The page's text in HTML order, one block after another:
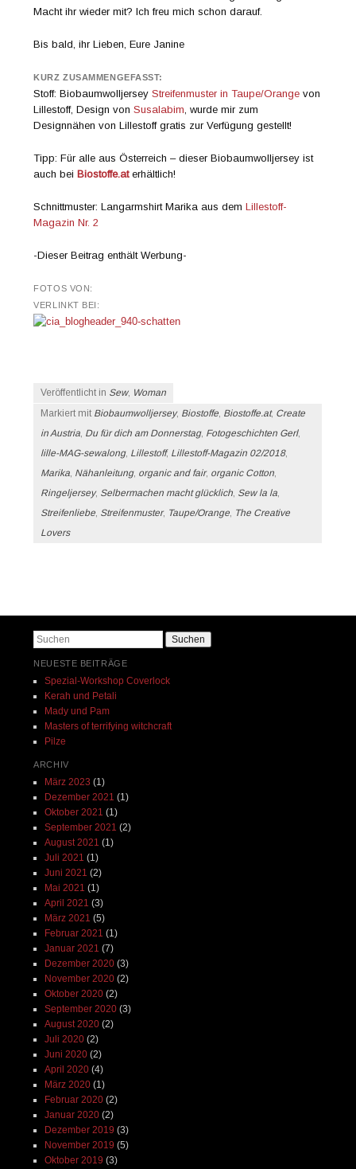
Macht ihr wieder mit? Ich freu mich schon darauf.
Bis bald, ihr Lieben, Eure Janine
KURZ ZUSAMMENGEFASST:
Stoff: BiobaumwolljerseyStreifenmuster in Taupe/Orange von
Lillestoff, Design vonSusalabim , wurde mir zum
Designnähen von Lillestoff gratis zur Verfügung gestellt!
Tipp: Für alle aus Österreich – dieser Biobaumwolljersey ist
auch bei Biostoffe.aterhältlich!
Schnittmuster: Langarmshirt Marika aus demLillestoff-
Magazin Nr. 2
-Dieser Beitrag enthält Werbung-
FOTOS VON:
VERLINKT BEI:
Veröffentlicht in Sew, Woman
Markiert mit Biobaumwolljersey, Biostoffe, Biostoffe.at, Create
in Austria, Du für dich am Donnerstag, Fotogeschichten Gerl,
lille-MAG-sewalong, Lillestoff, Lillestoff-Magazin 02/2018,
Marika, Nähanleitung, organic and fair, organic Cotton,
Ringeljersey, Selbermachen macht glücklich, Sew la la,
Streifenliebe, Streifenmuster, Taupe/Orange, The Creative
Lovers
Suchen
NEUESTE BEITRÄGE
Spezial-Workshop Coverlock
Kerah und Petali
Mady und Pam
Masters of terrifying witchcraft
Pilze
ARCHIV
März 2023 (1)
Dezember 2021 (1)
Oktober 2021 (1)
September 2021 (2)
August 2021 (1)
Juli 2021 (1)
Juni 2021 (2)
Mai 2021 (1)
April 2021 (3)
März 2021 (5)
Februar 2021 (1)
Januar 2021 (7)
Dezember 2020(3)
November 2020(2)
Oktober 2020(2)
September 2020(3)
August 2020(2)
Juli 2020(2)
Juni 2020(2)
April 2020(4)
März 2020(1)
Februar 2020(2)
Januar 2020(2)
Dezember 2019 (3)
November 2019 (5)
Oktober 2019 (3)